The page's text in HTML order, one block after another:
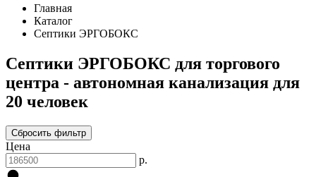
Главная
Каталог
Септики ЭРГОБОКС
Септики ЭРГОБОКС для торгового
центра - автономная канализация для
20 человек
Сбросить фильтр
Цена
р.